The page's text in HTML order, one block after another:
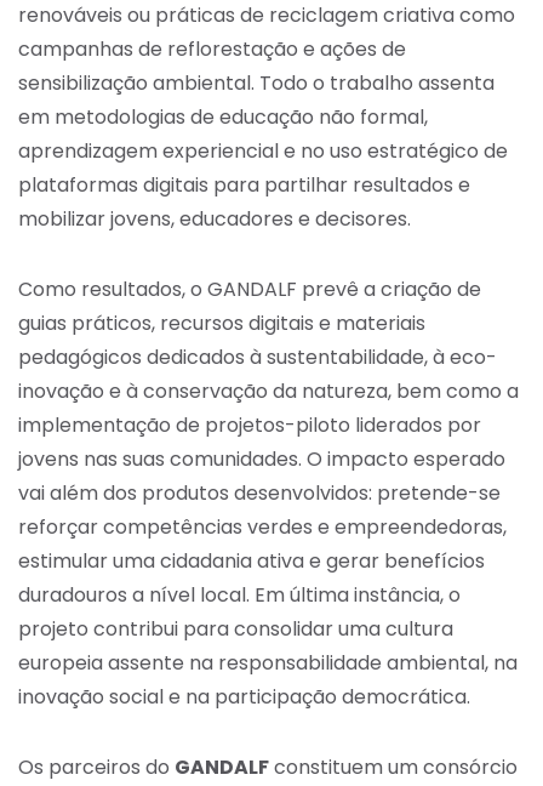
renováveis ou práticas de reciclagem criativa como
campanhas de reflorestação e ações de
sensibilização ambiental. Todo o trabalho assenta
em metodologias de educação não formal,
aprendizagem experiencial e no uso estratégico de
plataformas digitais para partilhar resultados e
mobilizar jovens, educadores e decisores.
Como resultados, o GANDALF prevê a criação de
guias práticos, recursos digitais e materiais
pedagógicos dedicados à sustentabilidade, à eco-
inovação e à conservação da natureza, bem como a
implementação de projetos-piloto liderados por
jovens nas suas comunidades. O impacto esperado
vai além dos produtos desenvolvidos: pretende-se
reforçar competências verdes e empreendedoras,
estimular uma cidadania ativa e gerar benefícios
duradouros a nível local. Em última instância, o
projeto contribui para consolidar uma cultura
europeia assente na responsabilidade ambiental, na
inovação social e na participação democrática.
Os parceiros do GANDALFconstituem um consórcio